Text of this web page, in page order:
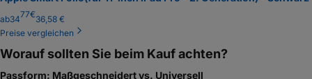
ab3477€36,58 €
Preise vergleichen
Worauf sollten Sie beim Kauf achten?
Passform: Maßgeschneidert vs. Universell